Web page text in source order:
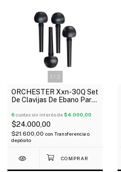
1 / 2
ORCHESTER Xxn-30Q Set
De Clavijas De Ebano Para
6 cuotas sin interés de$4.000,00
$24.000,00
$21.600,00 con Transferencia o
depósito